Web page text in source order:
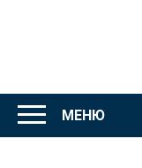
Интернет
магазин
"Can Auto"
МЕНЮ